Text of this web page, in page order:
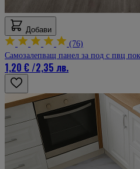
Добави
(76)
Самозалепващ панел за под с пвц
1,20 €/2,35 лв.